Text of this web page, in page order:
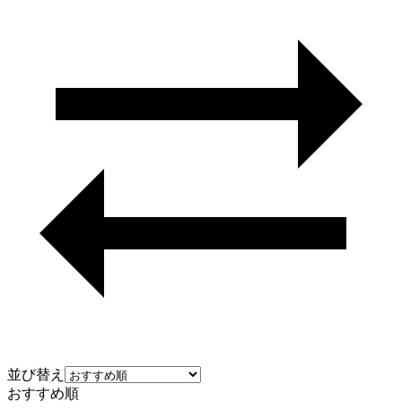
並び替え
おすすめ順